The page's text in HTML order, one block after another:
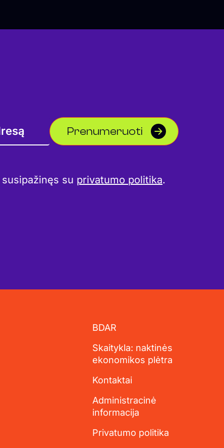
Prenumeruoti
su privatumo politika.
BDAR
Skaitykla: naktinės
ekonomikos plėtra
Kontaktai
Administracinė
informacija
Privatumo politika